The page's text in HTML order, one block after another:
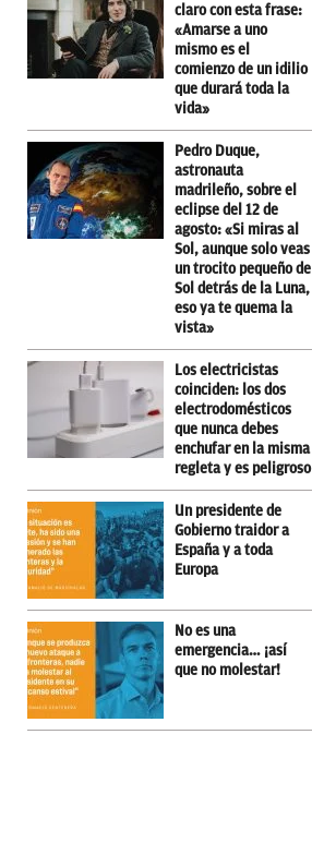
claro con esta frase:
«Amarse a uno
mismo es el
comienzo de un idilio
que durará toda la
vida»
Pedro Duque,
astronauta
madrileño, sobre el
eclipse del 12 de
agosto: «Si miras al
Sol, aunque solo veas
un trocito pequeño de
Sol detrás de la Luna,
eso ya te quema la
vista»
Los electricistas
coinciden: los dos
electrodomésticos
que nunca debes
enchufar en la misma
regleta y es peligroso
Un presidente de
Gobierno traidor a
España y a toda
Europa
No es una
emergencia… ¡así
que no molestar!